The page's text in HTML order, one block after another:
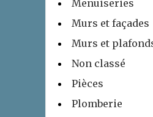
Menuiseries
Murs et façades
Murs et
Non classé
Pièces
Plomberie